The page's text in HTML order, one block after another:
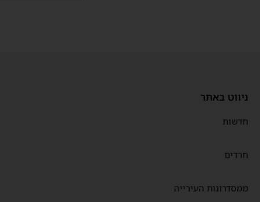
ניווט באתר
חדשות
חרדים
ממסדרונות העירייה